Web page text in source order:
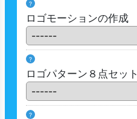
?
ロゴモーションの
?
ロゴパターン８点セ
?